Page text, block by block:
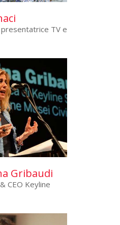
presentatrice TV e
Gribaudi
& CEO Keyline